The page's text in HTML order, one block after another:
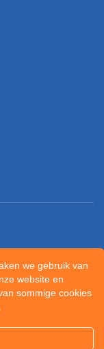
Sportunity
we gebruik van
website en
sommige cookies